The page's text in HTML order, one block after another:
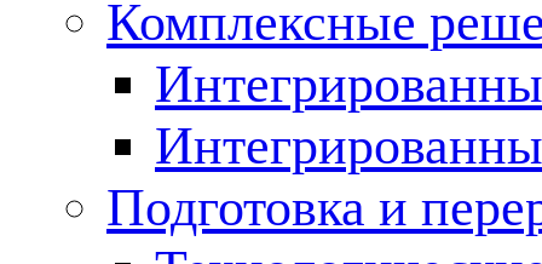
Комплексные
Подготовка и